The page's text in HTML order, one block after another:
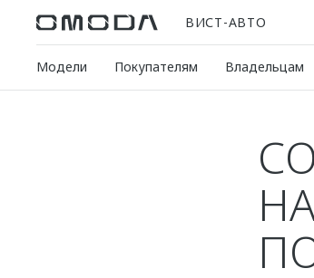
ВИСТ-АВТО
Модели Покупателям Владельцам